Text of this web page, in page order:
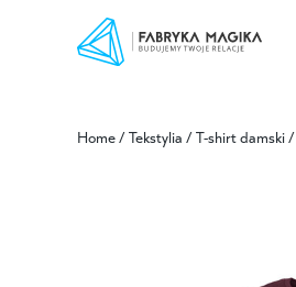
Home/Tekstylia /T-shirt damski/